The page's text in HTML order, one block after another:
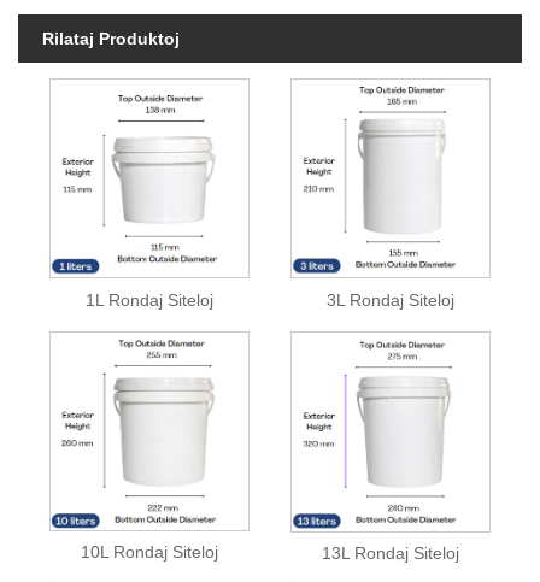
Rilataj Produktoj
1L Rondaj Siteloj 3L Rondaj Siteloj
10L Rondaj Siteloj 13L Rondaj Siteloj